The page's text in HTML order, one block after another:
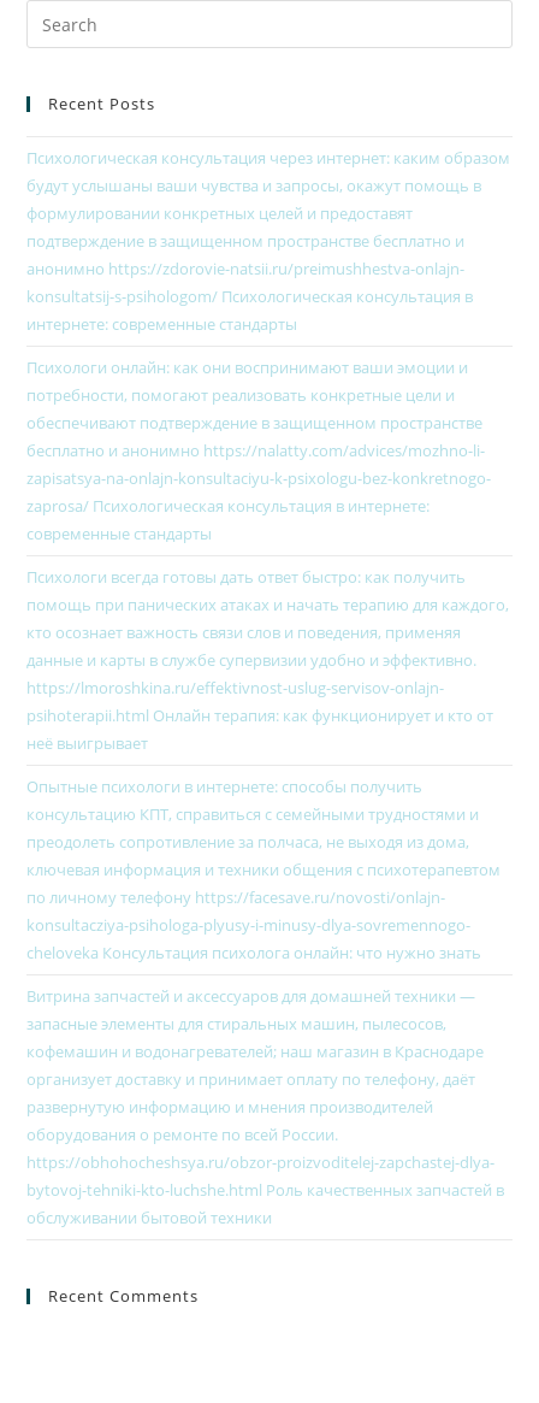
Recent Posts
Психологическая консультация через интернет: каким образом
будут услышаны ваши чувства и запросы, окажут помощь в
формулировании конкретных целей и предоставят
подтверждение в защищенном пространстве бесплатно и
анонимно https://zdorovie-natsii.ru/preimushhestva-onlajn-
konsultatsij-s-psihologom/ Психологическая консультация в
интернете: современные стандарты
Психологи онлайн: как они воспринимают ваши эмоции и
потребности, помогают реализовать конкретные цели и
обеспечивают подтверждение в защищенном пространстве
бесплатно и анонимно https://nalatty.com/advices/mozhno-li-
zapisatsya-na-onlajn-konsultaciyu-k-psixologu-bez-konkretnogo-
zaprosa/ Психологическая консультация в интернете:
современные стандарты
Психологи всегда готовы дать ответ быстро: как получить
помощь при панических атаках и начать терапию для каждого,
кто осознает важность связи слов и поведения, применяя
данные и карты в службе супервизии удобно и эффективно.
https://lmoroshkina.ru/effektivnost-uslug-servisov-onlajn-
psihoterapii.html Онлайн терапия: как функционирует и кто от
неё выигрывает
Опытные психологи в интернете: способы получить
консультацию КПТ, справиться с семейными трудностями и
преодолеть сопротивление за полчаса, не выходя из дома,
ключевая информация и техники общения с психотерапевтом
по личному телефону https://facesave.ru/novosti/onlajn-
konsultacziya-psihologa-plyusy-i-minusy-dlya-sovremennogo-
cheloveka Консультация психолога онлайн: что нужно знать
Витрина запчастей и аксессуаров для домашней техники —
запасные элементы для стиральных машин, пылесосов,
кофемашин и водонагревателей; наш магазин в Краснодаре
организует доставку и принимает оплату по телефону, даёт
развернутую информацию и мнения производителей
оборудования о ремонте по всей России.
https://obhohocheshsya.ru/obzor-proizvoditelej-zapchastej-dlya-
bytovoj-tehniki-kto-luchshe.html Роль качественных запчастей в
обслуживании бытовой техники
Recent Comments